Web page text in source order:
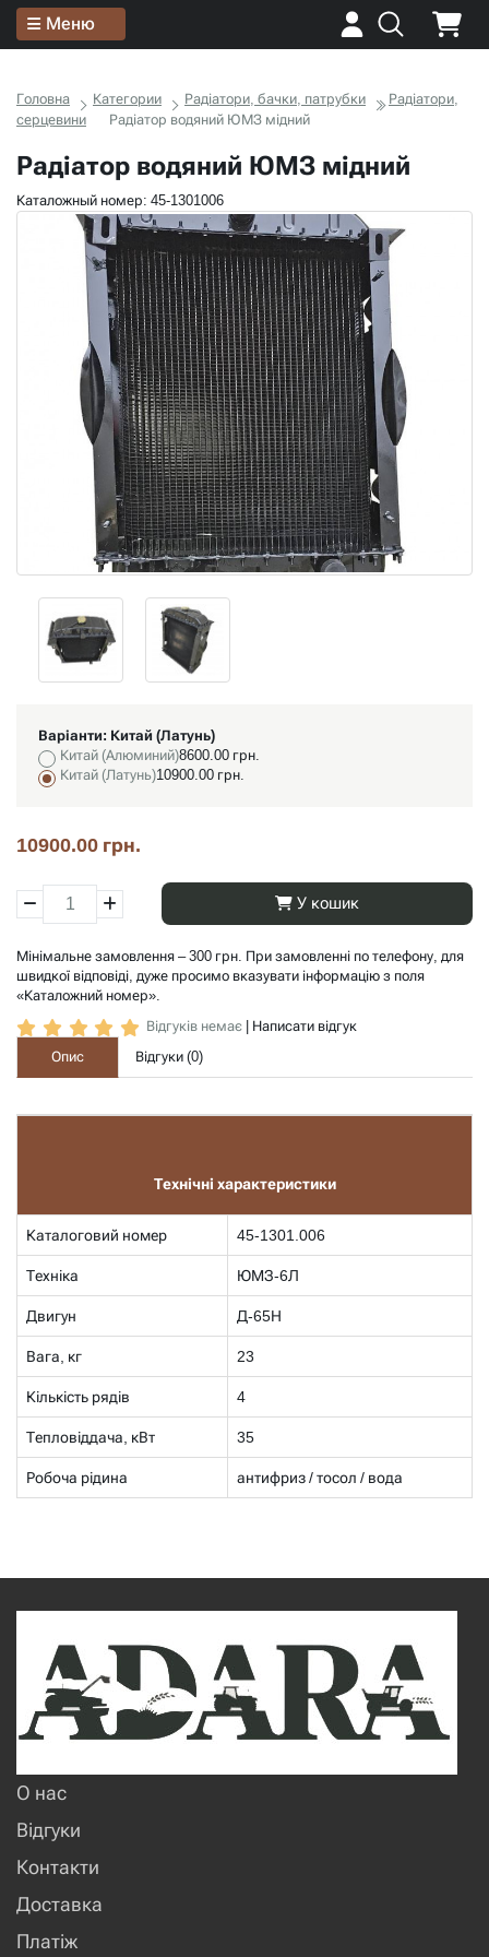
Меню
Головна Категории Радіатори, бачки, патрубки
Радіатори,
серцевини
Радіатор водяний ЮМЗ мідний
Радіатор водяний ЮМЗ мідний
Каталожный номер: 45-1301006
Варіанти: Китай (Латунь)
Китай (Алюминий)8600.00 грн.
Китай (Латунь)10900.00 грн.
10900.00 грн.
У кошик
Мінімальне замовлення – 300 грн. При замовленні по телефону, для
швидкої відповіді, дуже просимо вказувати інформацію з поля
«Каталожний номер».
Відгуків немає
Написати відгук
Опис
Відгуки (0)
Технічні характеристики
Каталоговий номер 45-1301.006
Техніка ЮМЗ-6Л
Двигун Д-65Н
Вага, кг 23
Кількість рядів 4
Тепловіддача, кВт 35
Робоча рідина антифриз / тосол / вода
О нас
Відгуки
Контакти
Доставка
Платіж